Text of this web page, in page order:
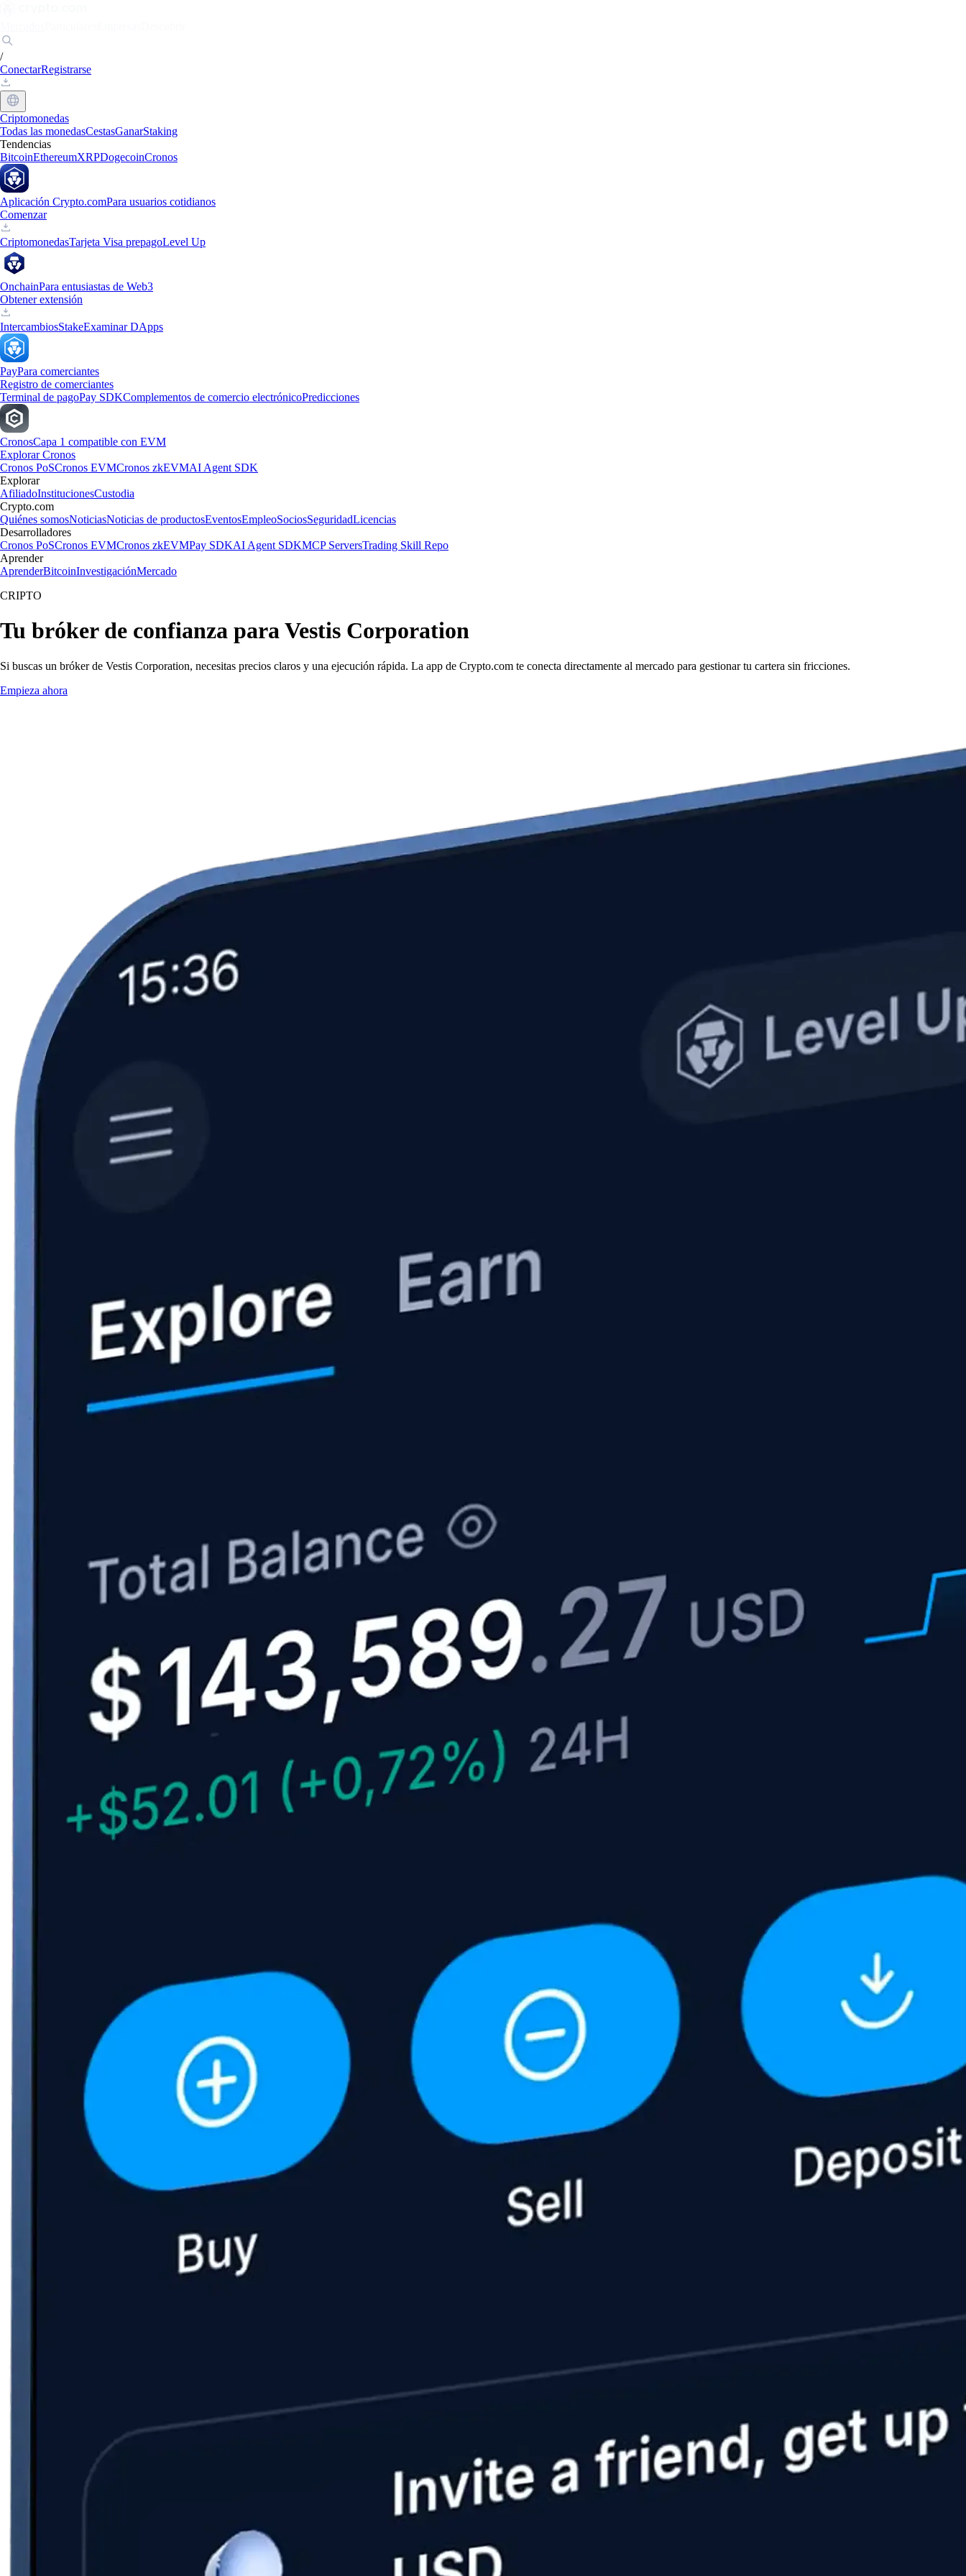
/
ConectarRegistrarse
Criptomonedas
Todas las monedasCestasGanarStaking
Tendencias
BitcoinEthereumXRPDogecoinCronos
Aplicación Crypto.comPara usuarios cotidianos
Comenzar
CriptomonedasTarjeta Visa prepagoLevel Up
OnchainPara entusiastas de Web3
Obtener extensión
IntercambiosStakeExaminar DApps
PayPara comerciantes
Registro de comerciantes
Terminal de pagoPay SDKComplementos de comercio electrónicoPredicciones
CronosCapa 1 compatible con EVM
Explorar Cronos
Cronos PoSCronos EVMCronos zkEVMAI Agent SDK
Explorar
AfiliadoInstitucionesCustodia
Crypto.com
Quiénes somosNoticiasNoticias de productosEventosEmpleoSociosSeguridadLicencias
Desarrolladores
Cronos PoSCronos EVMCronos zkEVMPay SDKAI Agent SDKMCP ServersTrading Skill Repo
Aprender
AprenderBitcoinInvestigaciónMercado
CRIPTO
Tu bróker de confianza para Vestis Corporation
Si buscas un bróker de Vestis Corporation, necesitas precios claros y una ejecución rápida. La app de Crypto.com te conecta directamente al mercado para gestionar tu cartera sin fricciones.
Empieza ahora